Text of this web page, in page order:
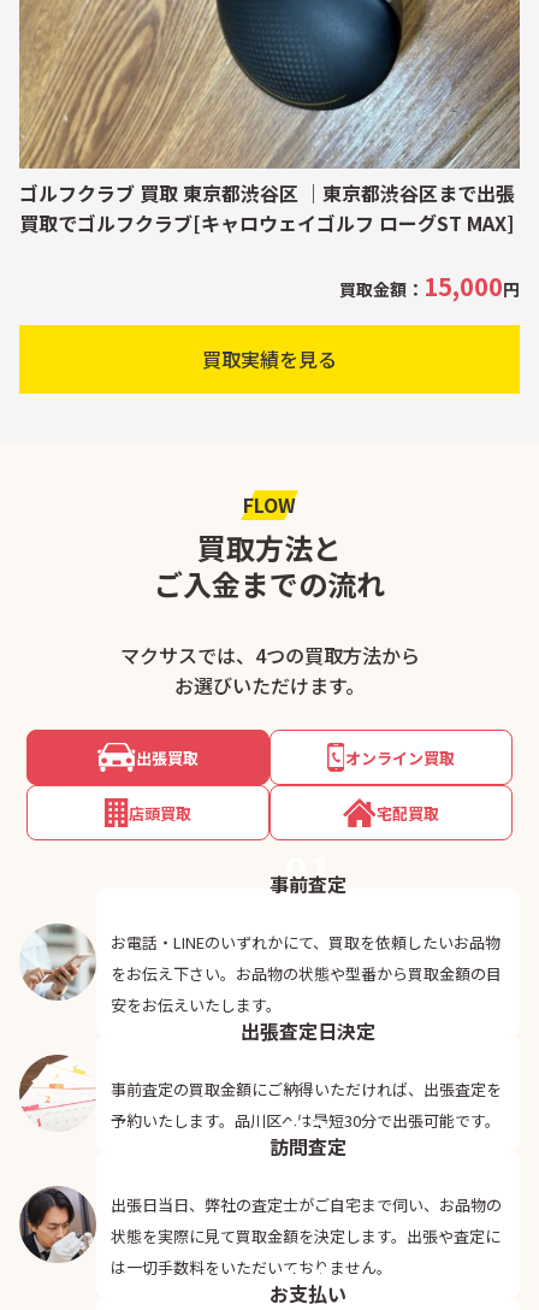
ゴルフクラブ 買取 東京都渋谷区 ｜東京都渋谷区まで出張
買取でゴルフクラブ[キャロウェイゴルフ ローグST MAX]
買取金額： 15,000円
買取実績を見る
FLOW
買取方法と
ご入金までの流れ
マクサスでは、4つの買取方法から
お選びいただけます。
出張買取 オンライン買取
店頭買取 宅配買取
01
事前査定
お電話・LINEのいずれかにて、買取を依頼したいお品物
をお伝え下さい。お品物の状態や型番から買取金額の目
安をお伝えいたします。
02
出張査定日決定
事前査定の買取金額にご納得いただければ、出張査定を
予約いたします。品川区へは最短30分で出張可能です。
03
訪問査定
出張日当日、弊社の査定士がご自宅まで伺い、お品物の
状態を実際に見て買取金額を決定します。出張や査定に
は一切手数料をいただいておりません。
04
お支払い